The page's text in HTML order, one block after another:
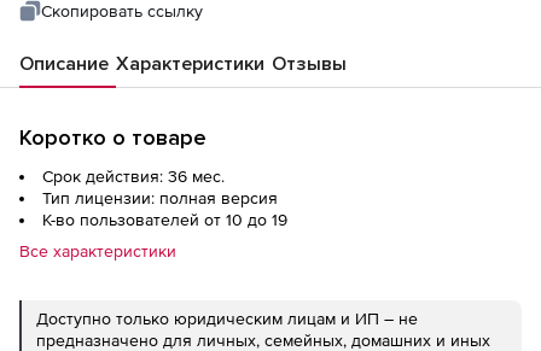
Скопировать ссылку
Описание Характеристики Отзывы
Коротко о товаре
Срок действия: 36 мес.
Тип лицензии: полная версия
К-во пользователей от 10 до 19
Все характеристики
Доступно только юридическим лицам и ИП – не
предназначено для личных, семейных, домашних и иных